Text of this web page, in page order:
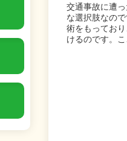
交通事故に遭
な選択肢なの
術をもってお
けるのです。